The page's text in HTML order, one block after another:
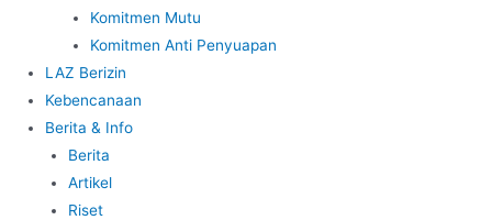
Komitmen Mutu
Komitmen Anti Penyuapan
LAZ Berizin
Kebencanaan
Berita & Info
Berita
Artikel
Riset